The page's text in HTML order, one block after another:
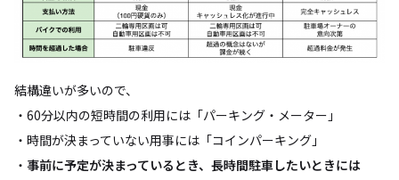
結構違いが多いので、
・60分以内の短時間の利用には「パーキング・メーター」
・時間が決まっていない用事には「コインパーキング」
・ 事前に予定が決まっているとき、長時間駐車したいときには